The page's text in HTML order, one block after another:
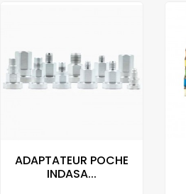
ADAPTATEUR POCHE
INDASA...